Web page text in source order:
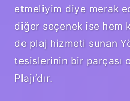
etmeliyim diye merak
diğer seçenek ise hem
de plaj hizmeti sunan
tesislerinin bir parçası
Plajı’dır.